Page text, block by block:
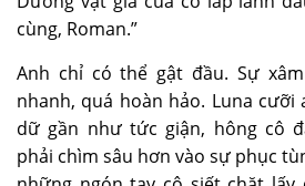
cùng, Roman.”
Anh chỉ có thể gật đầu. Sự
nhanh, quá hoàn hảo. Luna
dữ gần như tức giận, hông cô
phải chìm sâu hơn vào sự phục